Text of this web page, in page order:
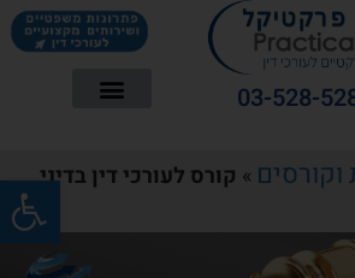
פתח
03-528-
וקורסים » קורס לעורכי דין בדיני